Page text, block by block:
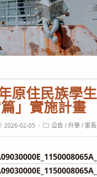
年原住民族學
」實施計畫￼
2026-02-05
Post公告 / 升學 / 家